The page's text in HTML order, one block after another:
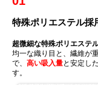
特殊ポリエステル採
超微細な特殊ポリエステ
均一な織り目と、繊維が
で、 高い吸入量と安定した
す。